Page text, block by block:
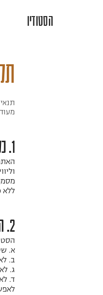
הסטודיו
1. כללי
ללא
2. הגישה לאתר
א.
ב.
ג.
ד.